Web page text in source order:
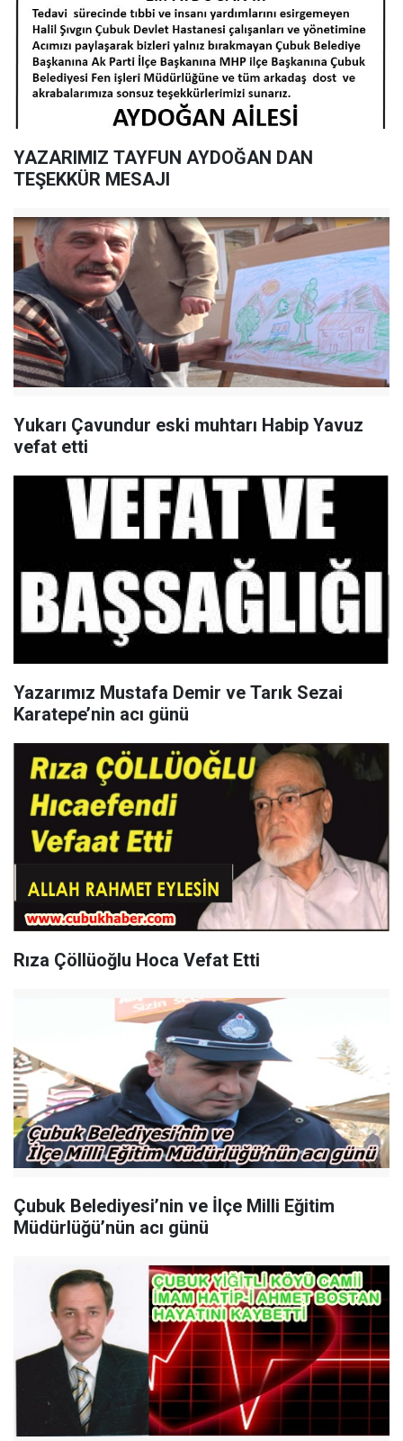
YAZARIMIZ TAYFUN AYDOĞAN DAN
TEŞEKKÜR MESAJI
Yukarı Çavundur eski muhtarı Habip Yavuz
vefat etti
Yazarımız Mustafa Demir ve Tarık Sezai
Karatepe’nin acı günü
Rıza Çöllüoğlu Hoca Vefat Etti
Çubuk Belediyesi’nin ve İlçe Milli Eğitim
Müdürlüğü’nün acı günü